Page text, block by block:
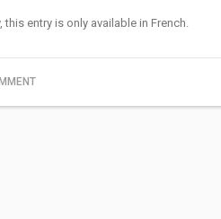
this entry is only available in French.